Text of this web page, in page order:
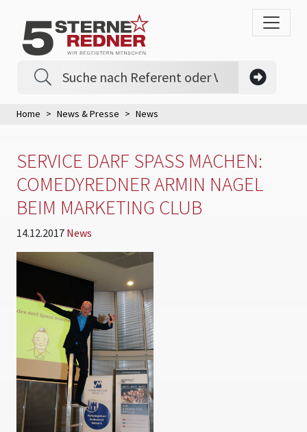
Home News & Presse News
SERVICE DARF SPASS MACHEN: C
OMEDYREDNER ARMIN NAGEL B
EIM MARKETING CLUB
14.12.2017 News